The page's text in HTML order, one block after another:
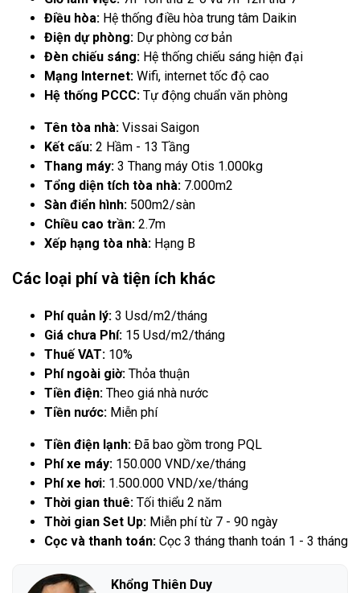
Điều hòa: Hệ thống điều hòa trung tâm Daikin
Điện dự phòng: Dự phòng cơ bản
Đèn chiếu sáng: Hệ thống chiếu sáng hiện đại
Mạng Internet: Wifi, internet tốc độ cao
Hệ thống PCCC: Tự động chuẩn văn phòng
Tên tòa nhà: Vissai Saigon
Kết cấu: 2 Hầm - 13 Tầng
Thang máy: 3 Thang máy Otis 1.000kg
Tổng diện tích tòa nhà: 7.000m2
Sàn điển hình: 500m2/sàn
Chiều cao trần: 2.7m
Xếp hạng tòa nhà: Hạng B
Các loại phí và tiện ích khác
Phí quản lý: 3 Usd/m2/tháng
Giá chưa Phí: 15 Usd/m2/tháng
Thuế VAT: 10%
Phí ngoài giờ: Thỏa thuận
Tiền điện: Theo giá nhà nước
Tiền nước: Miễn phí
Tiền điện lạnh: Đã bao gồm trong PQL
Phí xe máy: 150.000 VND/xe/tháng
Phí xe hơi: 1.500.000 VND/xe/tháng
Thời gian thuê: Tối thiểu 2 năm
Thời gian Set Up: Miễn phí từ 7 - 90 ngày
Cọc và thanh toán: Cọc 3 tháng thanh toán 1 - 3 tháng
Khổng Thiên Duy